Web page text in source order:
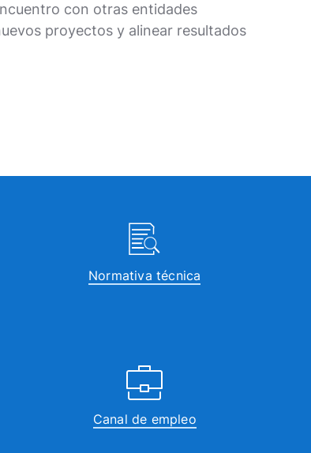
con otras entidades
proyectos y alinear resultados
Normativa técnica
Canal de empleo